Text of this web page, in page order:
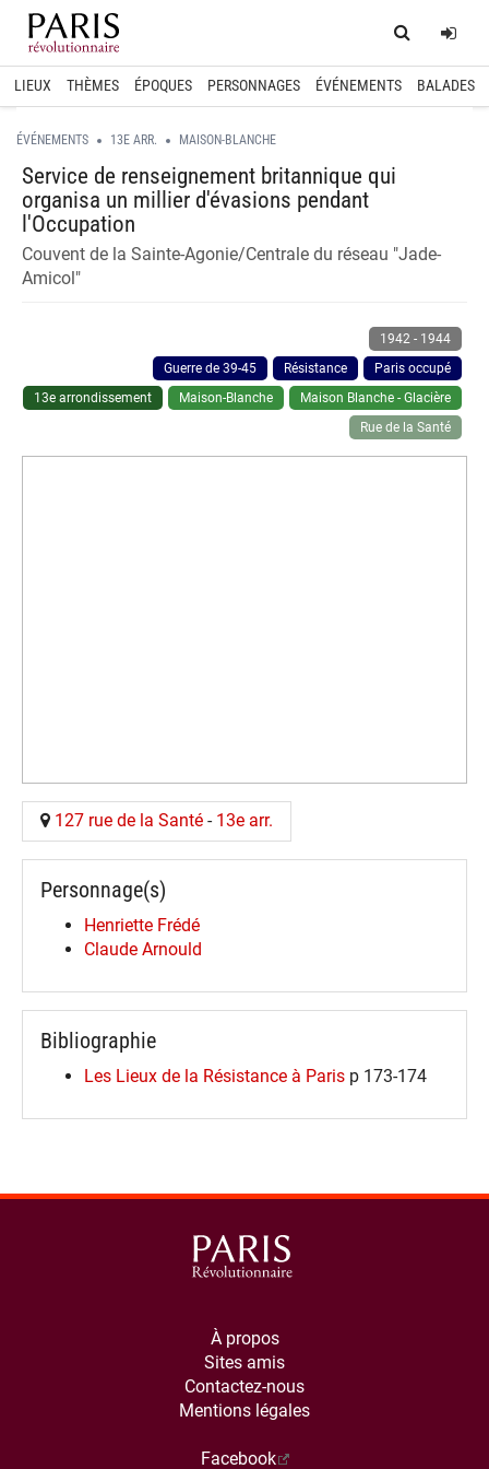
Home
LIEUX THÈMES ÉPOQUES PERSONNAGES ÉVÉNEMENTS BALADES
ÉVÉNEMENTS 13E ARR. MAISON-BLANCHE
Service de renseignement britannique qui
organisa un millier d'évasions pendant
l'Occupation
Couvent de la Sainte-Agonie/Centrale du réseau "Jade-
Amicol"
1942 - 1944
Guerre de 39-45
Résistance
Paris occupé
13e arrondissement
Maison-Blanche
Maison Blanche - Glacière
Rue de la Santé
127 rue de la Santé - 13e arr.
Personnage(s)
Henriette Frédé
Claude Arnould
Bibliographie
Les Lieux de la Résistance à Paris p 173-174
À propos
Sites amis
Contactez-nous
Mentions légales
Facebook